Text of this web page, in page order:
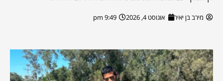
מירב בן יאיר אוגוסט 4, 2026 9:49 pm